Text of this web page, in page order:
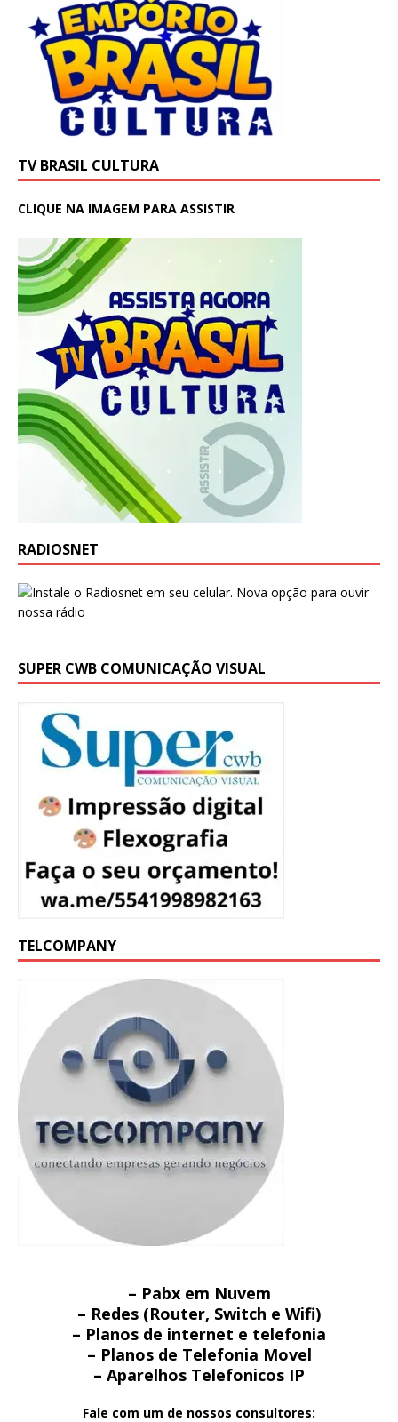
TV BRASIL CULTURA
CLIQUE NA IMAGEM PARA ASSISTIR
RADIOSNET
SUPER CWB COMUNICAÇÃO VISUAL
TELCOMPANY
– Pabx em Nuvem
– Redes (Router, Switch e Wifi)
– Planos de internet e telefonia
– Planos de Telefonia Movel
– Aparelhos Telefonicos IP
Fale com um de nossos consultores: